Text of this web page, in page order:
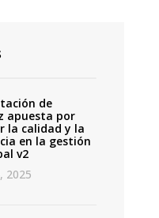
de
apuesta por
la calidad y la
en la gestión
v2
2025